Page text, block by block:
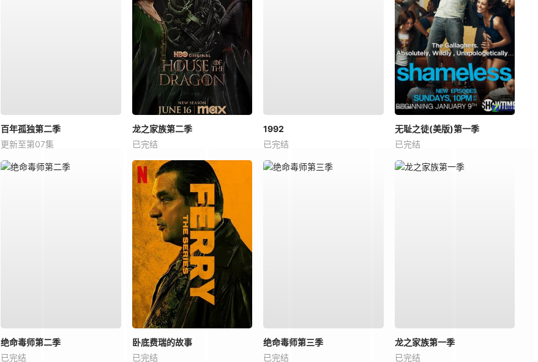
百年孤独第二季
更新至第07集
龙之家族第二季
已完结
1992
已完结
无耻之徒(美版)第一季
已完结
绝命毒师第二季
已完结
卧底费瑞的故事
已完结
绝命毒师第三季
已完结
龙之家族第一季
已完结